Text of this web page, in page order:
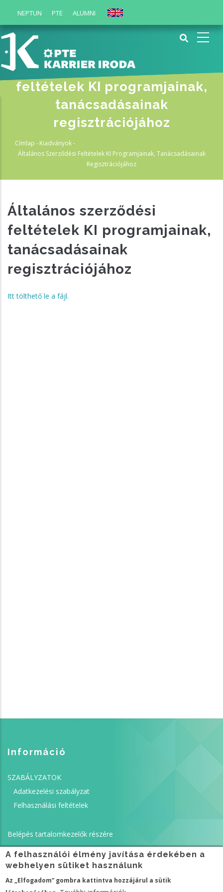
tartalomra
NEPTUN PTE ALUMNI English
Általános szerződési
feltételek KI programjainak,
tanácsadásainak
regisztrációjához
Morzsa
Címlap -Kiadványok-
Általános Szerződési Feltételek KI Programjainak, Tanácsadásainak
Regisztrációjához
Általános szerződési
feltételek KI programjainak,
tanácsadásainak
regisztrációjához
Itt tölthető le a fájl.
Információ
SZABÁLYZATOK
Adatkezelési szabályzat
Felhasználási feltételek
Belépés tartalomkezelők részére
A felhasználói élmény javítása érdekében a
webhelyen sütiket használunk
Az „Elfogadom” gombra kattintva hozzájárul a sütik